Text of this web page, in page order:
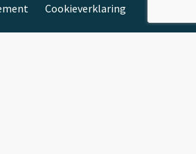
Cookieverklaring